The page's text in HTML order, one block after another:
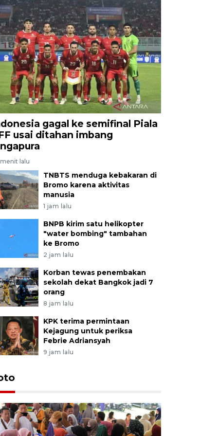
gagal ke semifinal Piala
usai ditahan imbang
lalu
TNBTS menduga kebakaran di
Bromo karena aktivitas
manusia
1 jam lalu
BNPB kirim satu helikopter
"water bombing" tambahan
ke Bromo
2 jam lalu
Korban tewas penembakan
sekolah dekat Bangkok jadi 7
orang
8 jam lalu
KPK terima permintaan
Kejagung untuk periksa
Febrie Adriansyah
9 jam lalu